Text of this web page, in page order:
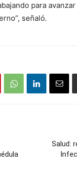
para
señaló.
Salud: